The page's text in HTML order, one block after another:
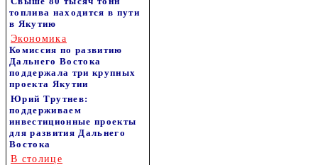
топлива находится в пути
в Якутию
Экономика
Комиссия по развитию
Дальнего Востока
поддержала три крупных
проекта Якутии
Юрий Трутнев:
поддерживаем
инвестиционные проекты
для развития Дальнего
Востока
В столице